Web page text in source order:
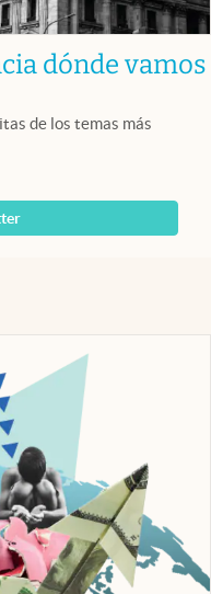
dónde vamos
de los temas más